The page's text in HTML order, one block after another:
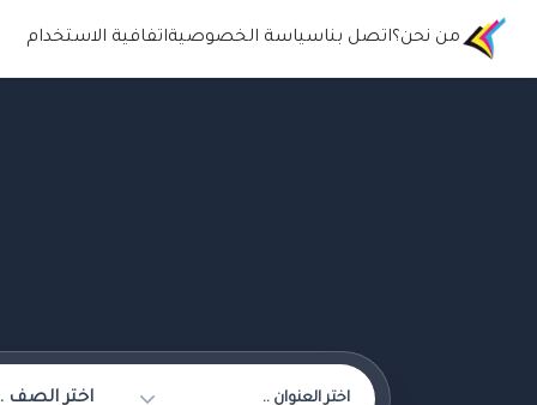
من نحن؟اتصل بناسياسة الخصوصيةاتفافية الاستخدام